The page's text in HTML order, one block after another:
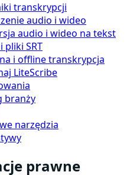
transkrypcji
audio i wideo
audio i wideo na tekst
pliki SRT
i offline transkrypcja
LiteScribe
branży
narzędzia
prawne